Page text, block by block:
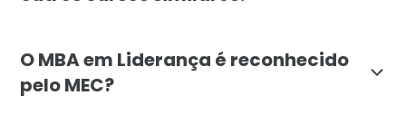
O MBA em Liderança é reconhecido
pelo MEC?